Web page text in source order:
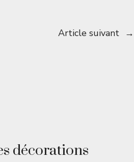
Article suivant →
décorations